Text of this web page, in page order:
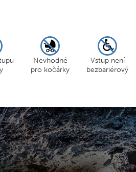
Nevhodné
pro kočárky
Vstup není
bezbariérový